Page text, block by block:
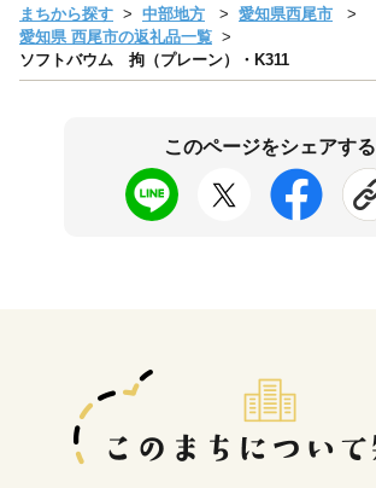
まちから探す 中部地方
愛知県西尾市
愛知県 西尾市の返礼品一覧
ソフトバウム 拘（プレーン）・K311
このページをシェアする